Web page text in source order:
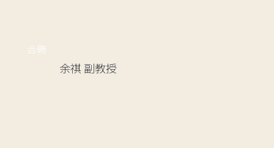
合聘
余祺 副教授